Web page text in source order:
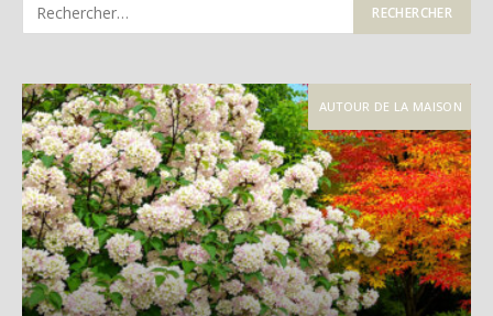
AUTOUR DE LA MAISON